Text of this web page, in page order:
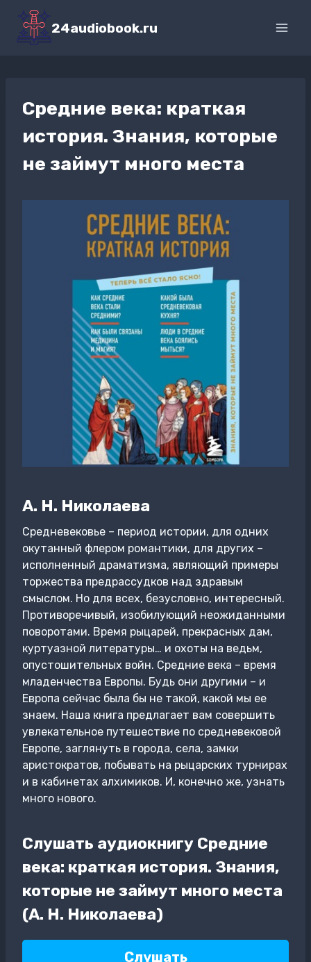
Перейти
содержимому
24audiobook.ru
Средние века: краткая
история. Знания, которые
не займут много места
А. Н. Николаева
Средневековье – период истории, для одних
окутанный флером романтики, для других –
исполненный драматизма, являющий примеры
торжества предрассудков над здравым
смыслом. Но для всех, безусловно, интересный.
Противоречивый, изобилующий неожиданными
поворотами. Время рыцарей, прекрасных дам,
куртуазной литературы… и охоты на ведьм,
опустошительных войн. Средние века – время
младенчества Европы. Будь они другими – и
Европа сейчас была бы не такой, какой мы ее
знаем. Наша книга предлагает вам совершить
увлекательное путешествие по средневековой
Европе, заглянуть в города, села, замки
аристократов, побывать на рыцарских турнирах
и в кабинетах алхимиков. И, конечно же, узнать
много нового.
Слушать аудиокнигу Средние
века: краткая история. Знания,
которые не займут много места
(А. Н. Николаева)
Слушать